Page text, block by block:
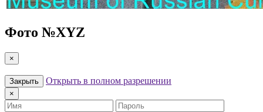
Фото №XYZ
×
Закрыть Открыть в полном разрешении
×
Имя
Пароль